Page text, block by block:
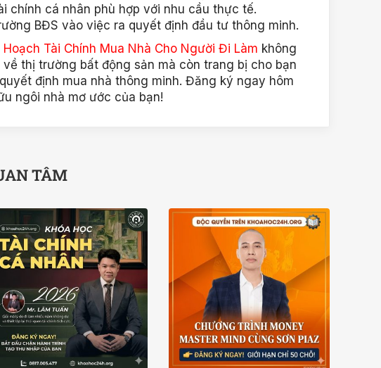
chính cá nhân phù hợp với nhu cầu thực tế.
BĐS vào việc ra quyết định đầu tư thông minh.
Hoạch Tài Chính Mua Nhà Cho Người Đi Làm không
thị trường bất động sản mà còn trang bị cho bạn
định mua nhà thông minh. Đăng ký ngay hôm
ngôi nhà mơ ước của bạn!
TÂM